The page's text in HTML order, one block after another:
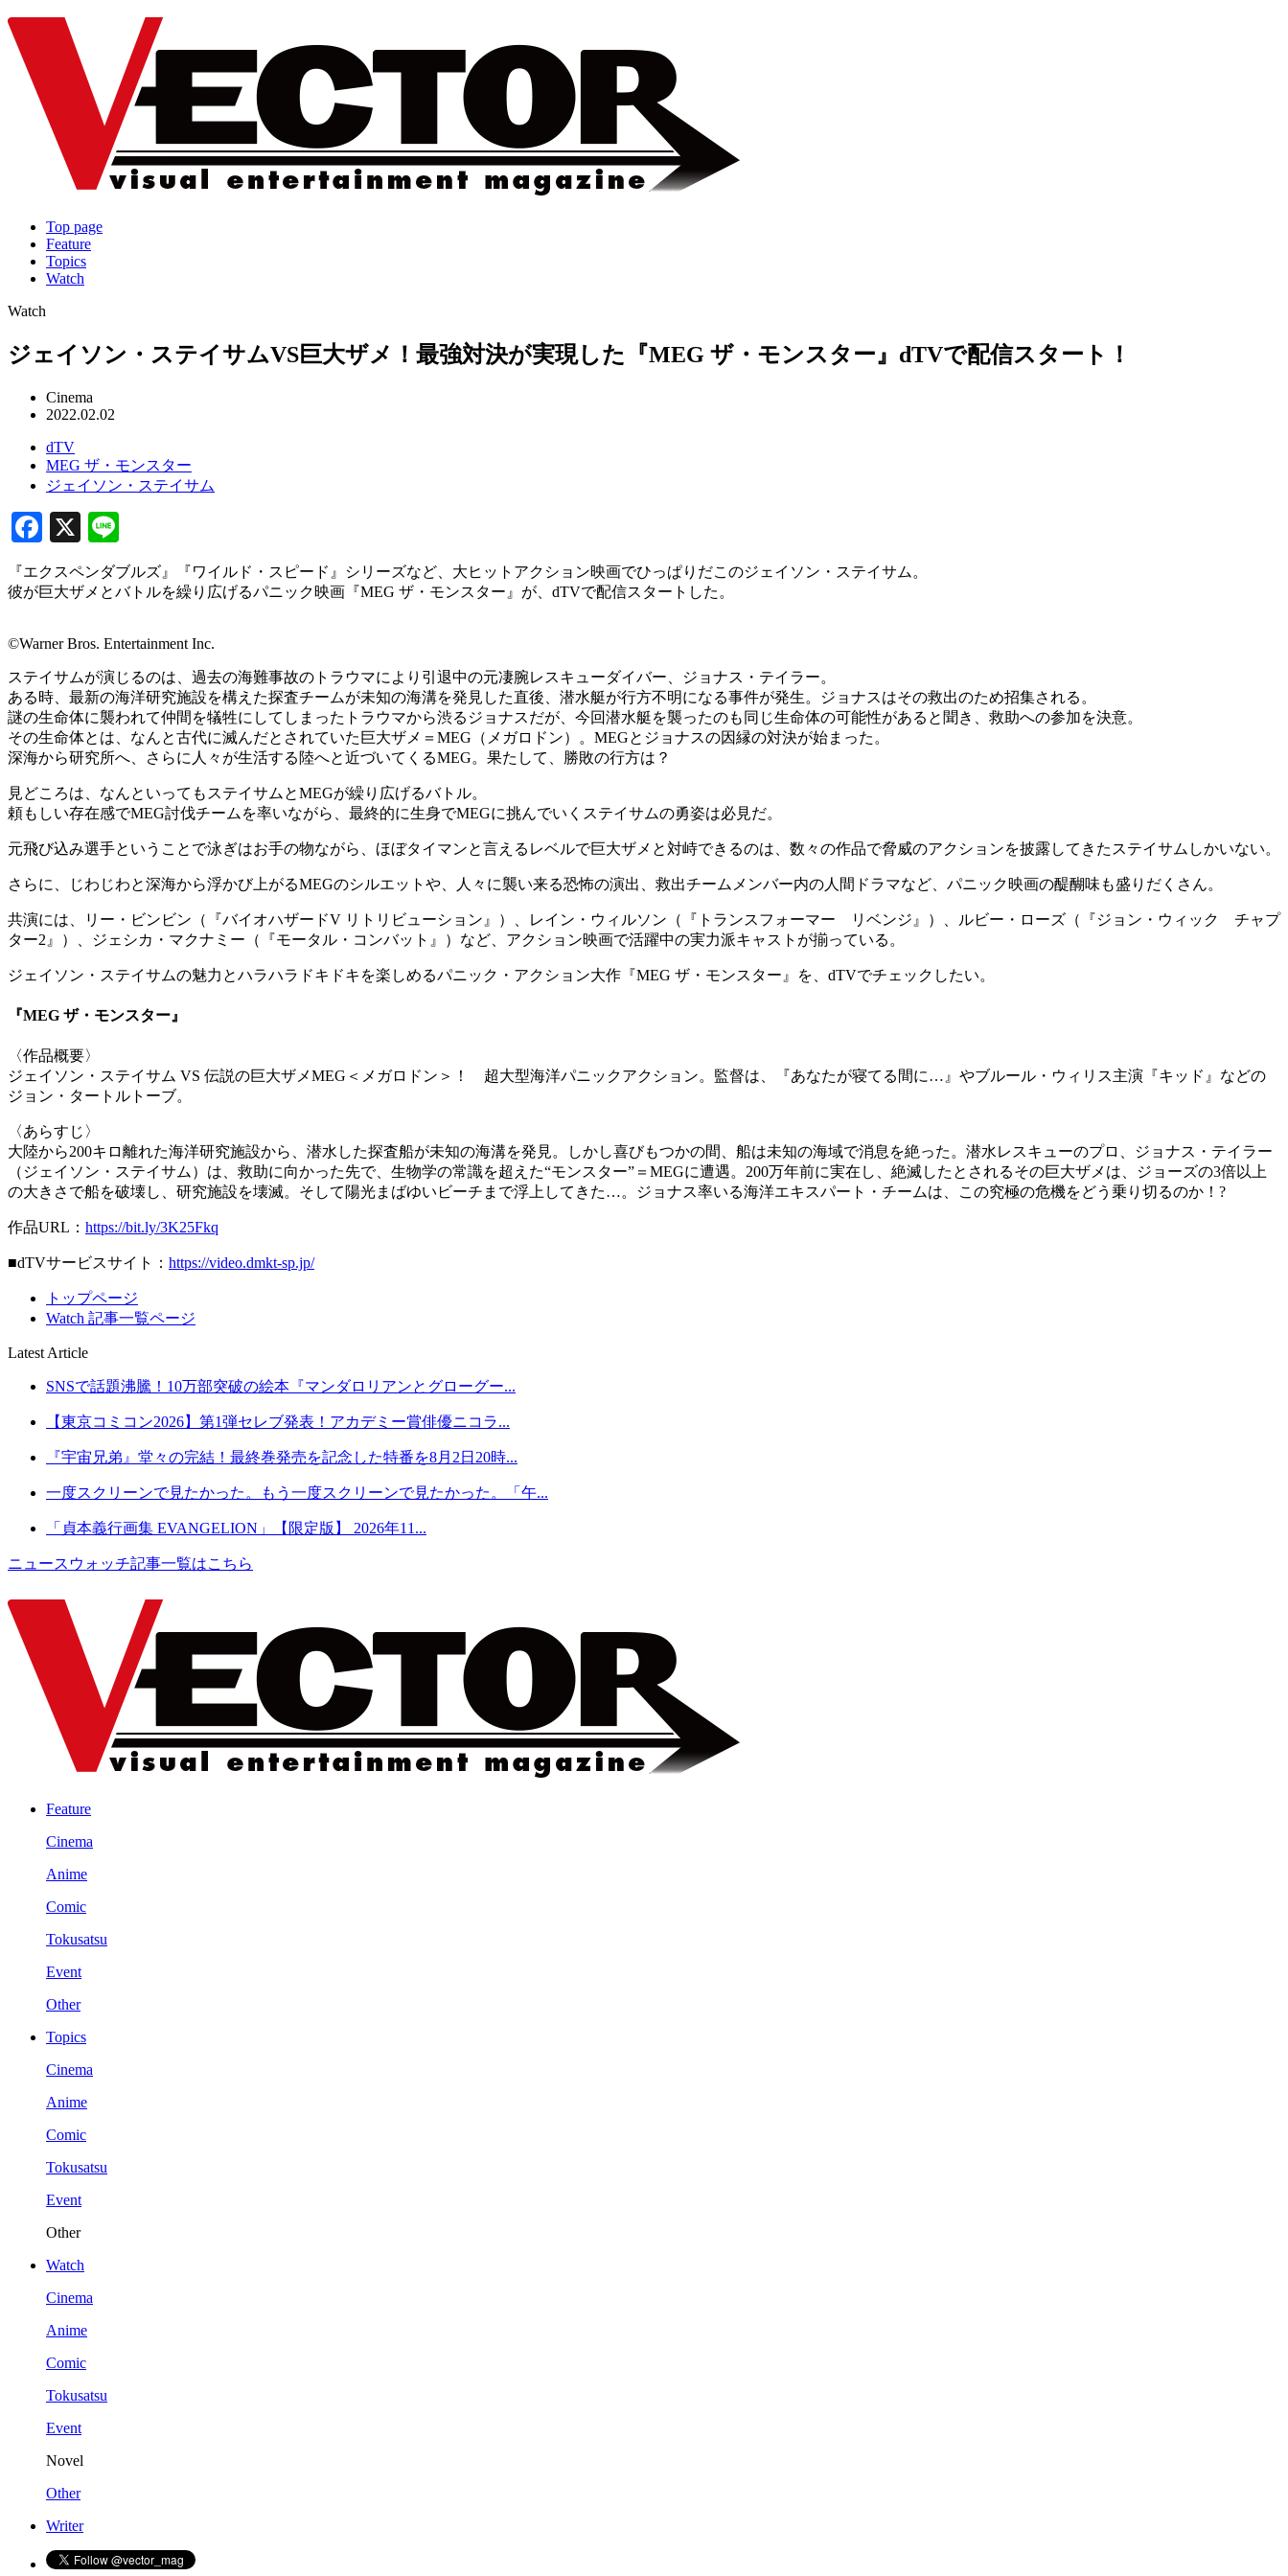
Top page
Feature
Topics
Watch
Watch
ジェイソン・ステイサムVS巨大ザメ！最強対決が実現した『MEG ザ・モンスター』dTVで配信スタート！
Cinema
2022.02.02
dTV
MEG ザ・モンスター
ジェイソン・ステイサム
Facebook
X
『エクスペンダブルズ』『ワイルド・スピード』シリーズなど、大ヒットアクション映画でひっぱりだこのジェイソン・ステイサム。
彼が巨大ザメとバトルを繰り広げるパニック映画『MEG ザ・モンスター』が、dTVで配信スタートした。
©Warner Bros. Entertainment Inc.
ステイサムが演じるのは、過去の海難事故のトラウマにより引退中の元凄腕レスキューダイバー、ジョナス・テイラー。
ある時、最新の海洋研究施設を構えた探査チームが未知の海溝を発見した直後、潜水艇が行方不明になる事件が発生。ジョナスはその救出のため招集される。
謎の生命体に襲われて仲間を犠牲にしてしまったトラウマから渋るジョナスだが、今回潜水艇を襲ったのも同じ生命体の可能性があると聞き、救助への参加を決意。
その生命体とは、なんと古代に滅んだとされていた巨大ザメ＝MEG（メガロドン）。MEGとジョナスの因縁の対決が始まった。
深海から研究所へ、さらに人々が生活する陸へと近づいてくるMEG。果たして、勝敗の行方は？
見どころは、なんといってもステイサムとMEGが繰り広げるバトル。
頼もしい存在感でMEG討伐チームを率いながら、最終的に生身でMEGに挑んでいくステイサムの勇姿は必見だ。
元飛び込み選手ということで泳ぎはお手の物ながら、ほぼタイマンと言えるレベルで巨大ザメと対峙できるのは、数々の作品で脅威のアクションを披露してきたステイサムしかいない。
さらに、じわじわと深海から浮かび上がるMEGのシルエットや、人々に襲い来る恐怖の演出、救出チームメンバー内の人間ドラマなど、パニック映画の醍醐味も盛りだくさん。
共演には、リー・ビンビン（『バイオハザードV リトリビューション』）、レイン・ウィルソン（『トランスフォーマー リベンジ』）、ルビー・ローズ（『ジョン・ウィック チャプ
ター2』）、ジェシカ・マクナミー（『モータル・コンバット』）など、アクション映画で活躍中の実力派キャストが揃っている。
ジェイソン・ステイサムの魅力とハラハラドキドキを楽しめるパニック・アクション大作『MEG ザ・モンスター』を、dTVでチェックしたい。
『MEG ザ・モンスター』
〈作品概要〉
ジェイソン・ステイサム VS 伝説の巨大ザメMEG＜メガロドン＞！ 超大型海洋パニックアクション。監督は、『あなたが寝てる間に…』やブルール・ウィリス主演『キッド』などの
ジョン・タートルトーブ。
〈あらすじ〉
大陸から200キロ離れた海洋研究施設から、潜水した探査船が未知の海溝を発見。しかし喜びもつかの間、船は未知の海域で消息を絶った。潜水レスキューのプロ、ジョナス・テイラー
（ジェイソン・ステイサム）は、救助に向かった先で、生物学の常識を超えた“モンスター”＝MEGに遭遇。200万年前に実在し、絶滅したとされるその巨大ザメは、ジョーズの3倍以上
の大きさで船を破壊し、研究施設を壊滅。そして陽光まばゆいビーチまで浮上してきた…。ジョナス率いる海洋エキスパート・チームは、この究極の危機をどう乗り切るのか！?
作品URL： https://bit.ly/3K25Fkq
■dTVサービスサイト： https://video.dmkt-sp.jp/
トップページ
Watch 記事一覧ページ
Latest Article
SNSで話題沸騰！10万部突破の絵本『マンダロリアンとグローグー...
【東京コミコン2026】第1弾セレブ発表！アカデミー賞俳優ニコラ...
『宇宙兄弟』堂々の完結！最終巻発売を記念した特番を8月2日20時...
一度スクリーンで見たかった。もう一度スクリーンで見たかった。「午...
「貞本義行画集 EVANGELION」【限定版】 2026年11...
ニュースウォッチ記事一覧はこちら
Feature
Cinema
Anime
Comic
Tokusatsu
Event
Other
Topics
Cinema
Anime
Comic
Tokusatsu
Event
Other
Watch
Cinema
Anime
Comic
Tokusatsu
Event
Novel
Other
Writer